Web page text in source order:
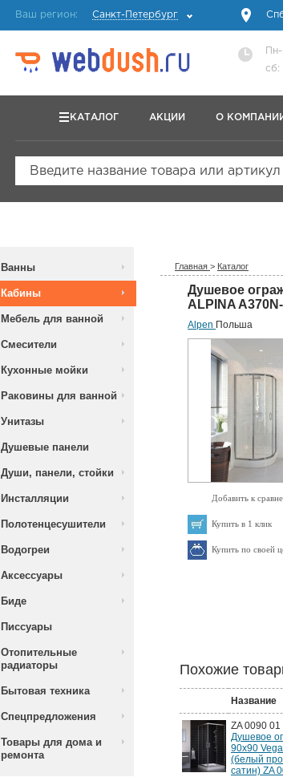
Ваш регион: Санкт-Петербург
сб:
КАТАЛОГ АКЦИИ О
Введите название товара или артикул
Ванны
Кабины
Мебель для ванной
Смесители
Кухонные мойки
Раковины для ванной
Унитазы
Душевые панели
Души, панели, стойки
Инсталляции
Полотенцесушители
Водогреи
Аксессуары
Биде
Писсуары
Отопительные
радиаторы
Бытовая техника
Спецпредложения
Товары для дома и
ремонта
Главная > Каталог
Душевое
ALPINA
Alpen Польша
Добавить к
Купить в 1 клик
Купить по своей
Похожие
Название
ZA 0090 01
Душевое
90x90
(белый
сатин) ZA